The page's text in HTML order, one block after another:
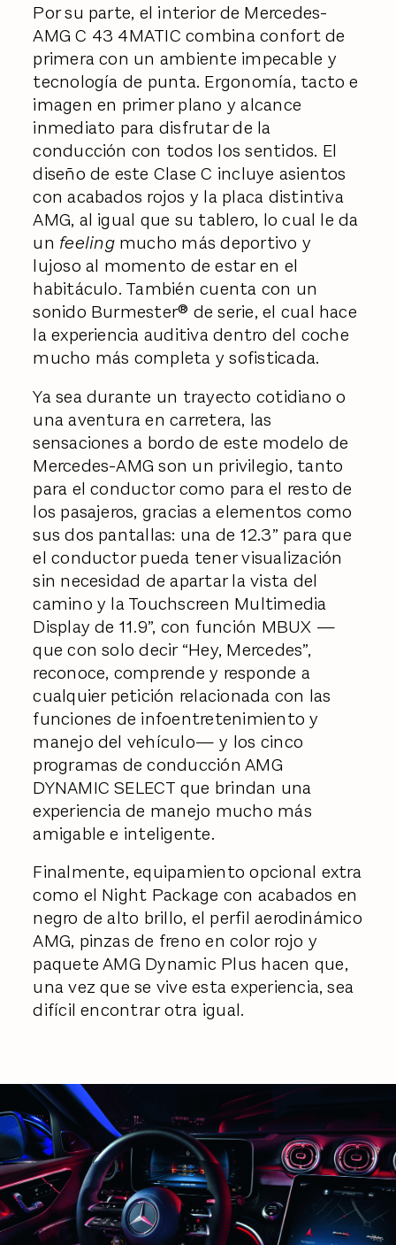
Por su parte, el interior de Mercedes-
AMG C 43 4MATIC combina confort de
primera con un ambiente impecable y
tecnología de punta. Ergonomía, tacto e
imagen en primer plano y alcance
inmediato para disfrutar de la
conducción con todos los sentidos. El
diseño de este Clase C incluye asientos
con acabados rojos y la placa distintiva
AMG, al igual que su tablero, lo cual le da
un feelingmucho más deportivo y
lujoso al momento de estar en el
habitáculo. También cuenta con un
sonido Burmester® de serie, el cual hace
la experiencia auditiva dentro del coche
mucho más completa y sofisticada.
Ya sea durante un trayecto cotidiano o
una aventura en carretera, las
sensaciones a bordo de este modelo de
Mercedes-AMG son un privilegio, tanto
para el conductor como para el resto de
los pasajeros, gracias a elementos como
sus dos pantallas: una de 12.3” para que
el conductor pueda tener visualización
sin necesidad de apartar la vista del
camino y la Touchscreen Multimedia
Display de 11.9”, con función MBUX —
que con solo decir “Hey, Mercedes”,
reconoce, comprende y responde a
cualquier petición relacionada con las
funciones de infoentretenimiento y
manejo del vehículo— y los cinco
programas de conducción AMG
DYNAMIC SELECT que brindan una
experiencia de manejo mucho más
amigable e inteligente.
Finalmente, equipamiento opcional extra
como el Night Package con acabados en
negro de alto brillo, el perfil aerodinámico
AMG, pinzas de freno en color rojo y
paquete AMG Dynamic Plus hacen que,
una vez que se vive esta experiencia, sea
difícil encontrar otra igual.